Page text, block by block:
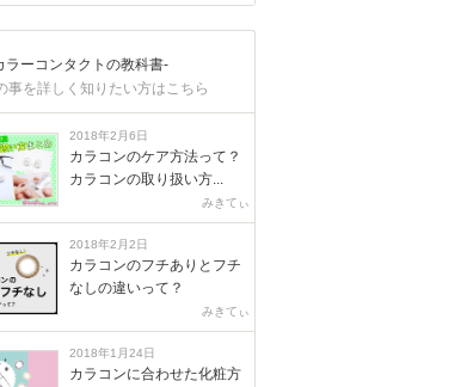
ラーコンタクトの教科書-
事を詳しく知りたい方はこちら
2018年2月6日
カラコンのケア方法って？
カラコンの取り扱い方...
みきてぃ
2018年2月2日
カラコンのフチありとフチ
なしの違いって？
みきてぃ
2018年1月24日
カラコンに合わせた化粧方